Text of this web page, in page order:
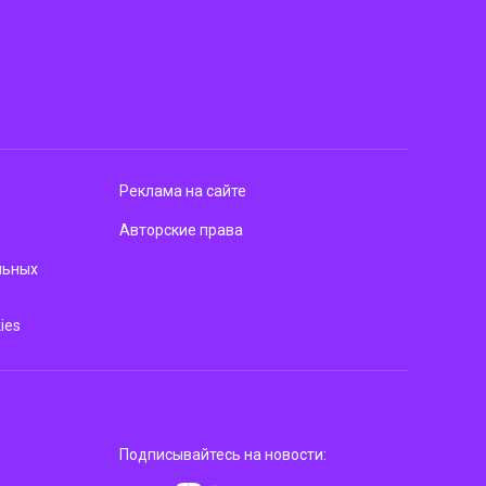
Реклама на сайте
Авторские права
Подписывайтесь на новости: